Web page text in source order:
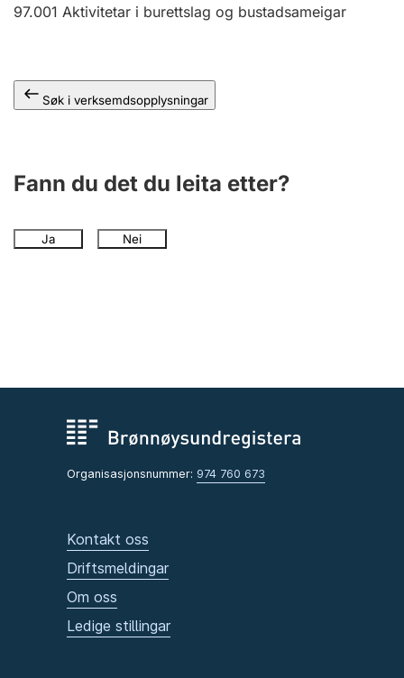
97.001 Aktivitetar i burettslag og bustadsameigar
Søk i verksemdsopplysningar
Fann du det du leita etter?
Ja Nei
Organisasjonsnummer: 974 760 673
Kontakt oss
Driftsmeldingar
Om oss
Ledige stillingar